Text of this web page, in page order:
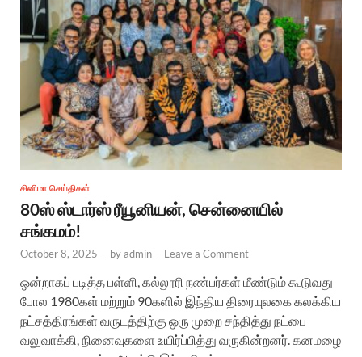
சினிமா செய்திகள்
80ஸ் ஸ்டார்ஸ் ரீயூனியன், சென்னையில்
சங்கமம்!
October 8, 2025 - byadmin - Leave a Comment
ஒன்றாகப் படித்த பள்ளி, கல்லூரி நண்பர்கள் மீண்டும் கூடுவது
போல 1980கள் மற்றும் 90களில் இந்திய திரையுலகை கலக்கிய
நட்சத்திரங்கள் வருடத்திற்கு ஒரு முறை சந்தித்து நட்பை
வலுவாக்கி, நினைவுகளை உயிர்ப்பித்து வருகின்றனர். கனமழை